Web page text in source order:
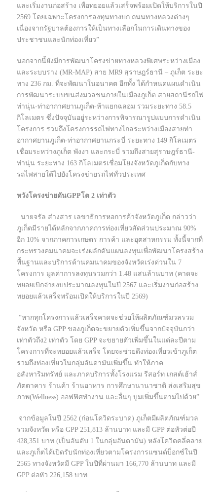
และเริ่มงานก่อสร้าง เพื่อทยอยแล้วเสร็จพร้อมเปิดให้บริการในปี
2569 โดยเฉพาะโครงการลงทุนทางบก ถนนทางหลวงต่างๆ
เนื่องจากรัฐบาลต้องการให้เป็นทางเลือกในการเดินทางของ
ประชาชนและนักท่องเที่ยว”
นอกจากนี้ยังมีการพัฒนาโครงข่ายทางหลวงพิเศษระหว่างเมือง
และระบบราง (MR-MAP) สาย MR9 สุราษฎร์ธานี – ภูเก็ต ระยะ
ทาง 236 กม. ที่จะพัฒนาในอนาคต อีกทั้ง ได้กำหนดแผนดำเนิน
การพัฒนาระบบขนส่งมวลชนภายในเมืองภูเก็ต สายสถานีรถไฟ
ท่านุ่น-ท่าอากาศยานภูเก็ต-ห้าแยกฉลอม รวมระยะทาง 58.5
กิโลเมตร ซึ่งปัจจุบันอยู่ระหว่างการพิจารณารูปแบบการดำเนิน
โครงการ รวมถึงโครงการรถไฟทางไกลระหว่างเมืองสายท่า
อากาศยานภูเก็ต-ท่าอากาศยานกระบี่ ระยะทาง 149 กิโลเมตร
เชื่อมระหว่างภูเก็ต พังงา และกระบี่ รวมถึงสายสุราษฎร์ธานี-
ท่านุ่น ระยะทาง 163 กิโลเมตรเชื่อมโยงจังหวัดภูเก็ตกับทาง
รถไฟสายใต้ไปยังโครงข่ายรถไฟทั่วประเทศ
หวังโครงข่ายดันGPPโต 2 เท่าตัว
นายจรัล ส่างสาร เลขาธิการหอการค้าจังหวัดภูเก็ต กล่าวว่า
ภูเก็ตมีรายได้หลักจากภาคการท่องเที่ยวสัดส่วนประมาณ 90%
อีก 10% จากภาคการเกษตร การค้า และอุตสาหกรรม ทั้งนี้จากที่
กระทรวงคมนาคมจะเร่งผลักดันแผนลงทุนเพื่อพัฒนาโครงสร้าง
พื้นฐานและบริการด้านคมนาคมของจังหวัดเร่งด่วนใน 7
โครงการ มูลค่าการลงทุนรวมกว่า 1.48 แสนล้านบาท (คาดจะ
ทยอยเบิกจ่ายงบประมาณลงทุนในปี 2567 และเริ่มงานก่อสร้าง
ทยอยแล้วเสร็จพร้อมเปิดให้บริการในปี 2569)
“หากทุกโครงการแล้วเสร็จคาดจะช่วยให้ผลิตภัณฑ์มวลรวม
จังหวัด หรือ GPP ของภูเก็ตจะขยายตัวเพิ่มขึ้นจากปัจจุบันกว่า
เท่าตัวถึง2 เท่าตัว โดย GPP จะขยายตัวเพิ่มขึ้นในแต่ละปีตาม
โครงการที่จะทยอยแล้วเสร็จ โดยจะช่วยดึงท่องเที่ยวเข้าภูเก็ต
รวมถึงท่องเที่ยวในกลุ่มอันดามันเพิ่มขึ้น ทำให้ภาค
อสังหาริมทรัพย์ และภาคบริการทั้งโรงแรม รีสอร์ท เกสต์เฮ้าส์
ภัตตาคาร ร้านค้า ร้านอาหาร การศึกษานานาชาติ ส่งเสริมสุข
ภาพ(Wellness) ออฟฟิศทำงาน และอื่นๆ บูมเพิ่มขึ้นตามไปด้วย”
จากข้อมูลในปี 2562 (ก่อนโควิดระบาด) ภูเก็ตมีผลิตภัณฑ์มวล
รวมจังหวัด หรือ GPP 251,813 ล้านบาท และมี GPP ต่อหัวต่อปี
428,351 บาท (เป็นอันดับ 1 ในกลุ่มอันดามัน) หลังโควิดคลี่คลาย
และภูเก็ตได้เปิดรับนักท่องเที่ยวตามโครงการแซนด์บ็อกซ์ในปี
2565 ทางจังหวัดมี GPP ในปีที่ผ่านมา 166,770 ล้านบาท และมี
GPP ต่อหัว 226,158 บาท